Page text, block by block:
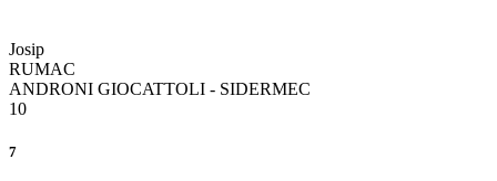
Josip
RUMAC
ANDRONI GIOCATTOLI - SIDERMEC
10
7